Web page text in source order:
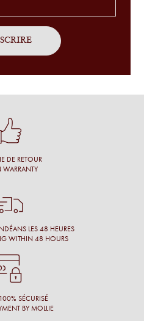
pertinents.
proposition de montures
professionnelle.
originalité des montures.
DE RETOUR
WARRANTY
LES 48 HEURES
WITHIN 48 HOURS
SÉCURISÉ
BY MOLLIE